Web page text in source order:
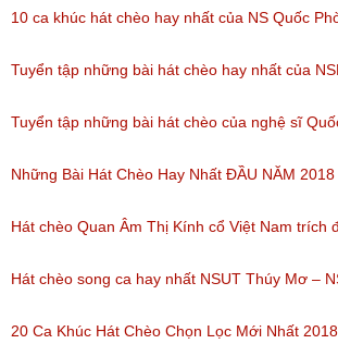
10 ca khúc hát chèo hay nhất của NS Quốc
1,371)
Tuyển tập những bài hát chèo hay nhất của
(Lượt nghe: 777)
Tuyển tập những bài hát chèo của nghệ sĩ
nghe: 2,002)
Những Bài Hát Chèo Hay Nhất ĐẦU NĂM
Ngọt Ngào Như Ru Lòng Người
(Lượt nghe: 172)
Hát chèo Quan Âm Thị Kính cổ Việt Nam trích
Việt Nam đặc sắc nhất
(Lượt nghe: 81)
Hát chèo song ca hay nhất NSUT Thúy Mơ –
(Lượt nghe: 189)
20 Ca Khúc Hát Chèo Chọn Lọc Mới Nhất